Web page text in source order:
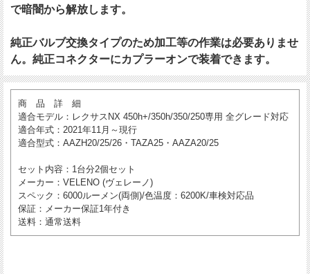
で暗闇から解放します。
純正バルブ交換タイプのため加工等の作業は必要ありませ
ん。純正コネクターにカプラーオンで装着できます。
商 品 詳 細
適合モデル ：レクサスNX 450h+/350h/350/250専用 全グレード対応
適合年式 ：2021年11月～現行
適合型式 ：AAZH20/25/26・TAZA25・AAZA20/25
セット内容 ：1台分2個セット
メーカー ：VELENO (ヴェレーノ)
スペック ：6000ルーメン(両側)/色温度：6200K/車検対応品
保証 ：メーカー保証1年付き
送料 ：通常送料